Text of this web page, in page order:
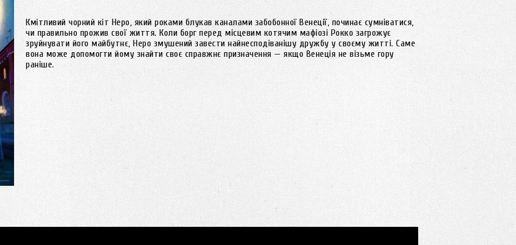
Кмітливий чорний кіт Неро, який роками блукав каналами забобонної Венеції, починає сумніватися,
чи правильно прожив свої життя. Коли борг перед місцевим котячим мафіозі Рокко загрожує
зруйнувати його майбутнє, Неро змушений завести найнесподіванішу дружбу у своєму житті. Саме
вона може допомогти йому знайти своє справжнє призначення — якщо Венеція не візьме гору
раніше.